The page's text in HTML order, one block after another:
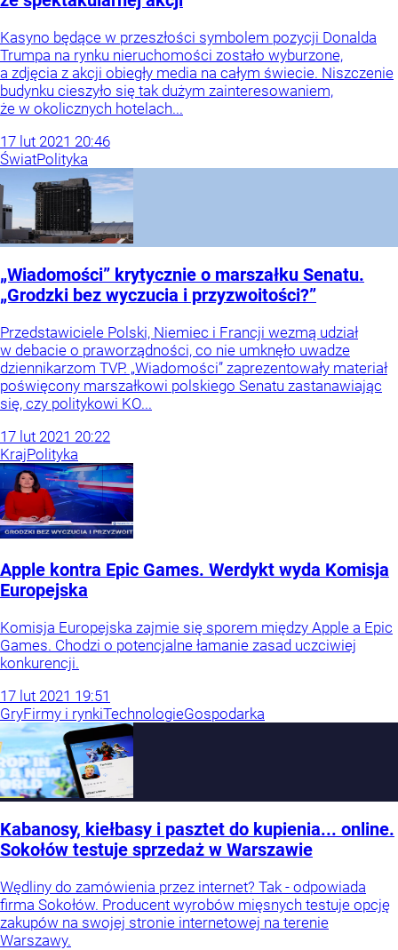
Kasyno będące w przeszłości symbolem pozycji Donalda
Trumpa na rynku nieruchomości zostało wyburzone,
a zdjęcia z akcji obiegły media na całym świecie. Niszczenie
budynku cieszyło się tak dużym zainteresowaniem,
że w okolicznych hotelach...
17 lut 2021 20:46
ŚwiatPolityka
„Wiadomości” krytycznie o marszałku Senatu.
„Grodzki bez wyczucia i przyzwoitości?”
Przedstawiciele Polski, Niemiec i Francji wezmą udział
w debacie o praworządności, co nie umknęło uwadze
dziennikarzom TVP. „Wiadomości” zaprezentowały materiał
poświęcony marszałkowi polskiego Senatu zastanawiając
się, czy politykowi KO...
17 lut 2021 20:22
KrajPolityka
Apple kontra Epic Games. Werdykt wyda Komisja
Europejska
Komisja Europejska zajmie się sporem między Apple a Epic
Games. Chodzi o potencjalne łamanie zasad uczciwiej
konkurencji.
17 lut 2021 19:51
GryFirmy i rynkiTechnologieGospodarka
Kabanosy, kiełbasy i pasztet do kupienia... online.
Sokołów testuje sprzedaż w Warszawie
Wędliny do zamówienia przez internet? Tak - odpowiada
firma Sokołów. Producent wyrobów mięsnych testuje opcję
zakupów na swojej stronie internetowej na terenie
Warszawy.